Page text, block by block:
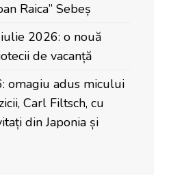
Raica” Sebeș
2026: o nouă
de vacanță
omagiu adus micului
Carl Filtsch, cu
din Japonia și